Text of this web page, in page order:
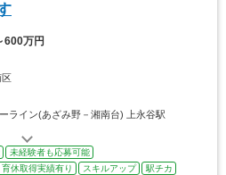
600万円
区
ライン(あざみ野－湘南台) 上永谷駅
未経験者も応募可能
休取得実績有り スキルアップ
駅チカ